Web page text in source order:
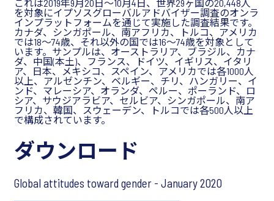
これは2019年9月20日～10月4日、世界29ヶ国の20,448人
を対象にイプソスグローバルアドバイザー調査のオンラ
インプラットフォームを通じて実施した調査結果です。
カナダ、シンガポール、南アフリカ、トルコ、アメリカ
では18〜74歳、それ以外の国では16〜74歳を対象として
います。サンプルは、オーストラリア、ブラジル、カナ
ダ、中国(本土)、フランス、ドイツ、イギリス、イタリ
ア、日本、メキシコ、スペイン、アメリカでは各1000人
以上、アルゼンチン、ベルギー、チリ、ハンガリー、イ
ンド、マレーシア、オランダ、ペルー、ポーランド、ロ
シア、サウジアラビア、セルビア、シンガポール、南ア
フリカ、韓国、スウェーデン、トルコでは各500人以上
で構成されています。
ダウンロード
Global attitudes toward gender - January 2020